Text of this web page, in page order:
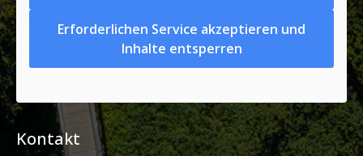
Erforderlichen Service akzeptieren und
Inhalte entsperren
Kontakt